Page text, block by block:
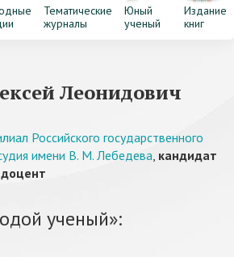
Тематические
журналы
Юный
ученый
Издание
книг
Леонидович
Российского государственного
имени В. М. Лебедева, кандидат
ученый»: